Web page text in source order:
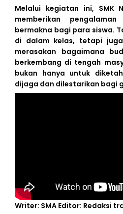
Melalui kegiatan ini, SMK
memberikan
bermakna bagi para siswa.
di dalam kelas, tetapi
merasakan bagaimana
berkembang di tengah
bukan hanya untuk
dijaga dan dilestarikan bagi
Writer: SMA Editor: Redaksi